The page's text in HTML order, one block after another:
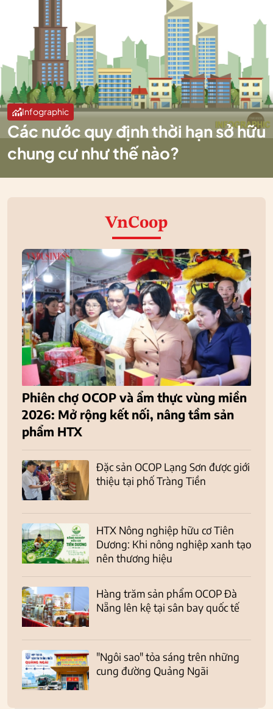
Infographic
Các nước quy định thời hạn sở hữu
chung cư như thế nào?
VnCoop
Phiên chợ OCOP và ẩm thực vùng miền
2026: Mở rộng kết nối, nâng tầm sản
phẩm HTX
Đặc sản OCOP Lạng Sơn được giới
thiệu tại phố Tràng Tiền
HTX Nông nghiệp hữu cơ Tiên
Dương: Khi nông nghiệp xanh tạo
nên thương hiệu
Hàng trăm sản phẩm OCOP Đà
Nẵng lên kệ tại sân bay quốc tế
"Ngôi sao" tỏa sáng trên những
cung đường Quảng Ngãi